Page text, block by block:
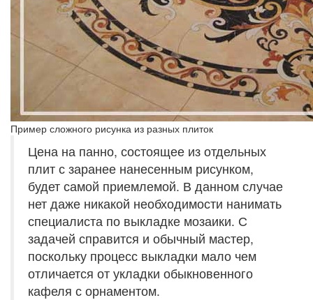
Пример сложного рисунка из разных плиток
Цена на панно, состоящее из отдельных
плит с заранее нанесенным рисунком,
будет самой приемлемой. В данном случае
нет даже никакой необходимости нанимать
специалиста по выкладке мозаики. С
задачей справится и обычный мастер,
поскольку процесс выкладки мало чем
отличается от укладки обыкновенного
кафеля с орнаментом.